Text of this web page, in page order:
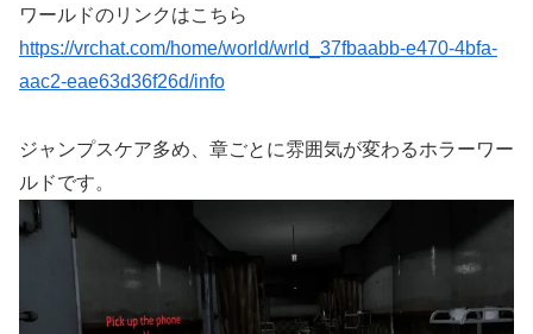
ワールドのリンクはこちら
https://vrchat.com/home/world/wrld_37fbaabb-e470-4bfa-
aac2-eae63d36f26d/info
ジャンプスケア多め、章ごとに雰囲気が変わるホラーワー
ルドです。